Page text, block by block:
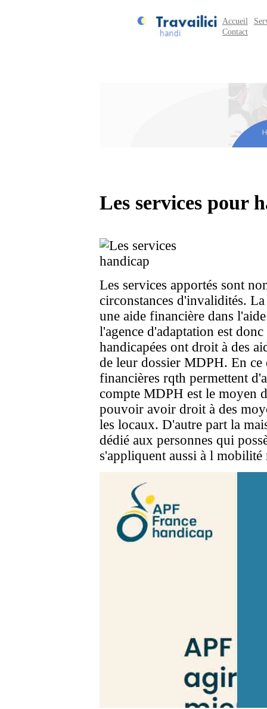
Accueil
Contact
Les services pour
Les services apportés sont
circonstances d'invalidités.
une aide financière dans
l'agence d'adaptation est
handicapées ont droit à des
de leur dossier MDPH. En
financières rqth permettent
compte MDPH est le moyen
pouvoir avoir droit à des
les locaux. D'autre part la
dédié aux personnes qui
s'appliquent aussi à l mobilité